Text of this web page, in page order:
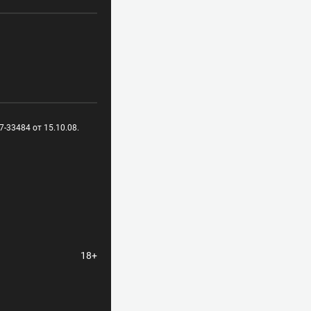
33484 от 15.10.08.
18+